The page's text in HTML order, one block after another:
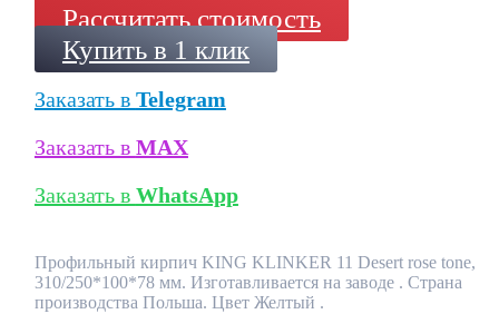
Рассчитать стоимость
Купить в 1 клик
Заказать в Telegram
Заказать в MAX
Заказать в WhatsApp
Профильный кирпич KING KLINKER 11 Desert rose tone,
310/250*100*78 мм. Изготавливается на заводе . Страна
производства Польша. Цвет Желтый .